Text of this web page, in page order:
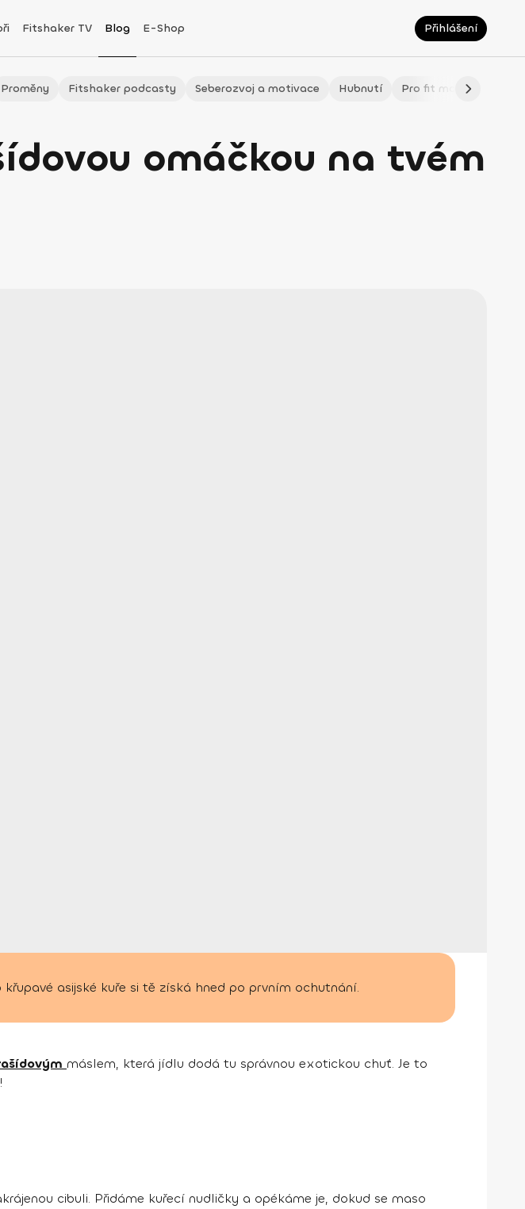
Fitshaker TV Blog E-Shop Přihlášení
Proměny Fitshaker podcasty Seberozvoj a motivace Hubnutí Pro fit maminky
omáčkou na tvém
asijské kuře si tě získá hned po prvním ochutnání.
máslem, která jídlu dodá tu správnou exotickou chuť. Je to
cibuli. Přidáme kuřecí nudličky a opékáme je, dokud se maso